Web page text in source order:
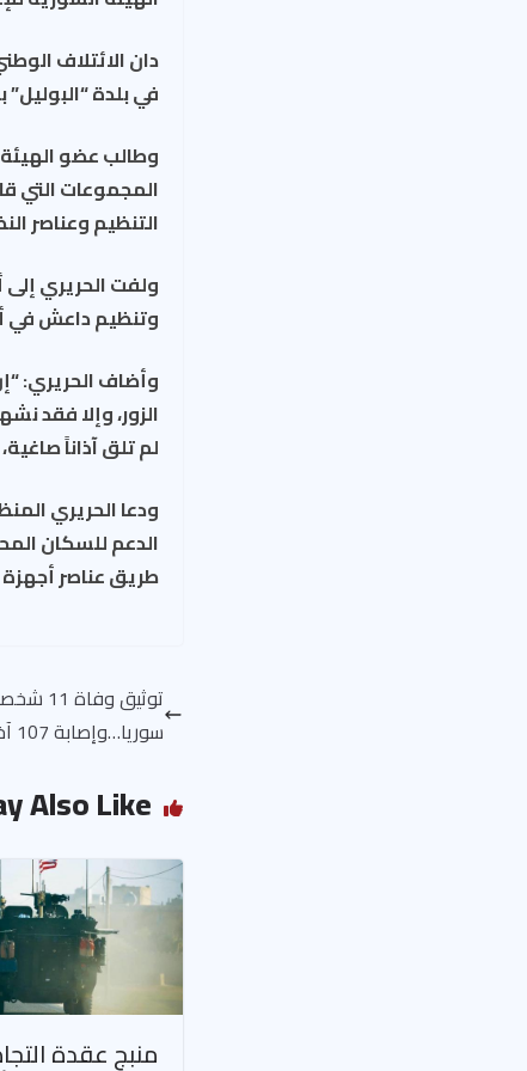
في بلدة
وطالب عضو الهيئة
المجموعات التي
التنظيم وعناصر
وتنظيم داعش في
وأضاف الحريري:
الزور، وإلا فقد
لم تلق آذاناً
ودعا الحريري
الدعم للسكان
طريق عناصر
توثيق
سوريا…وإصابة 107 آخرين بذات المرض
Also Like
منبج عقدة